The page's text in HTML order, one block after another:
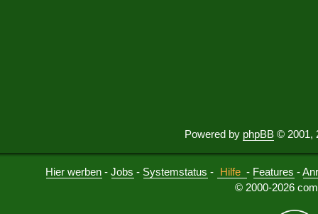
Powered by phpBB © 2001,
Hier werben -Jobs - Systemstatus - Hilfe - Features -
© 2000-2026